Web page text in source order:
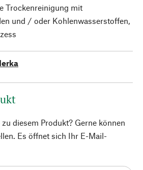
Trockenreinigung mit
und / oder Kohlenwasserstoffen,
diesem Produkt? Gerne können
Es öffnet sich Ihr E-Mail-